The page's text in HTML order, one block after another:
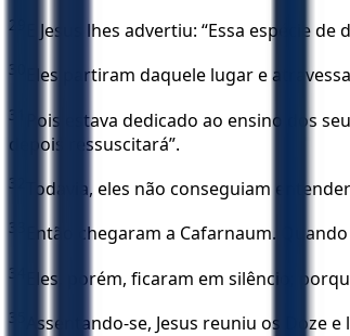
29 E Jesus lhes advertiu: “Essa espécie
30 Eles partiram daquele lugar e
31
Pois estava dedicado ao ensino dos
depois ressuscitará”.
32 Todavia, eles não conseguiam
33 Então chegaram a Cafarnaum.
34 Eles, porém, ficaram em silêncio;
35 Assentando-se, Jesus reuniu os Doze